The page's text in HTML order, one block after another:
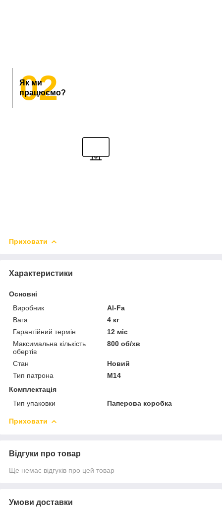
02
Як ми
працюємо?
Приховати
Характеристики
Основні
Виробник
Al-Fa
Вага
4 кг
Гарантійний термін
12 міс
Максимальна кількість
обертів
800 об/хв
Стан
Новий
Тип патрона
M14
Комплектація
Тип упаковки
Паперова коробка
Приховати
Відгуки про товар
Ще немає відгуків про цей товар
Умови доставки